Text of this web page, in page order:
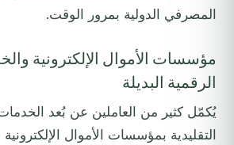
المصرفي الدولية بمرور الوقت.
مؤسسات الأموال الإلكترونية
الرقمية البديلة
يُكمّل كثير من العاملين عن بُعد